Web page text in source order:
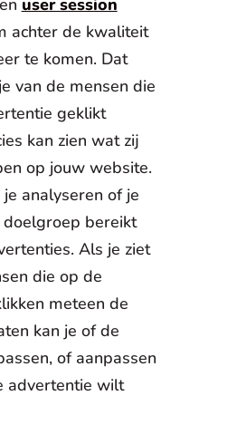
user session
achter de kwaliteit
te komen. Dat
van de mensen die
geklikt
kan zien wat zij
op jouw website.
analyseren of je
bereikt
Als je ziet
die op de
meteen de
kan je of de
of aanpassen
advertentie wilt